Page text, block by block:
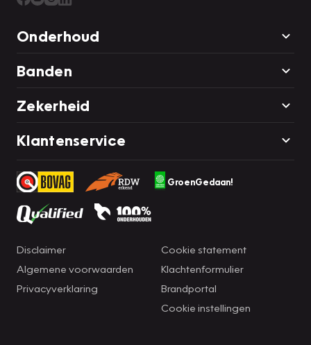
Onderhoud
Banden
Zekerheid
Klantenservice
GroenGedaan!
Disclaimer
Algemene voorwaarden
Privacyverklaring
Cookie statement
Klachtenformulier
Brandportal
Cookie instellingen